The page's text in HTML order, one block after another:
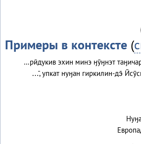
Примеры в контексте(
…рӣдукив эхин минэ ӈӯӈнэт
…̄, упкат нуӈан гиркилин-дэ̄